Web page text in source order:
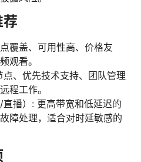
荐
覆盖、可用性高、价格友
观看。
、优先技术支持、团队管理
程工作。
播）: 更高带宽和低延迟的
障处理，适合对时延敏感的